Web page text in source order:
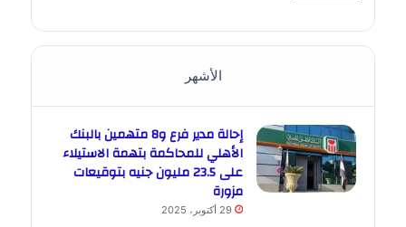
الأشهر
إحالة مدير فرع و8 متهمين بالبنك
الأهلي للمحاكمة بتهمة الاستيلاء
على 23.5 مليون جنيه بتوقيعات
مزورة
29 أكتوبر، 2025